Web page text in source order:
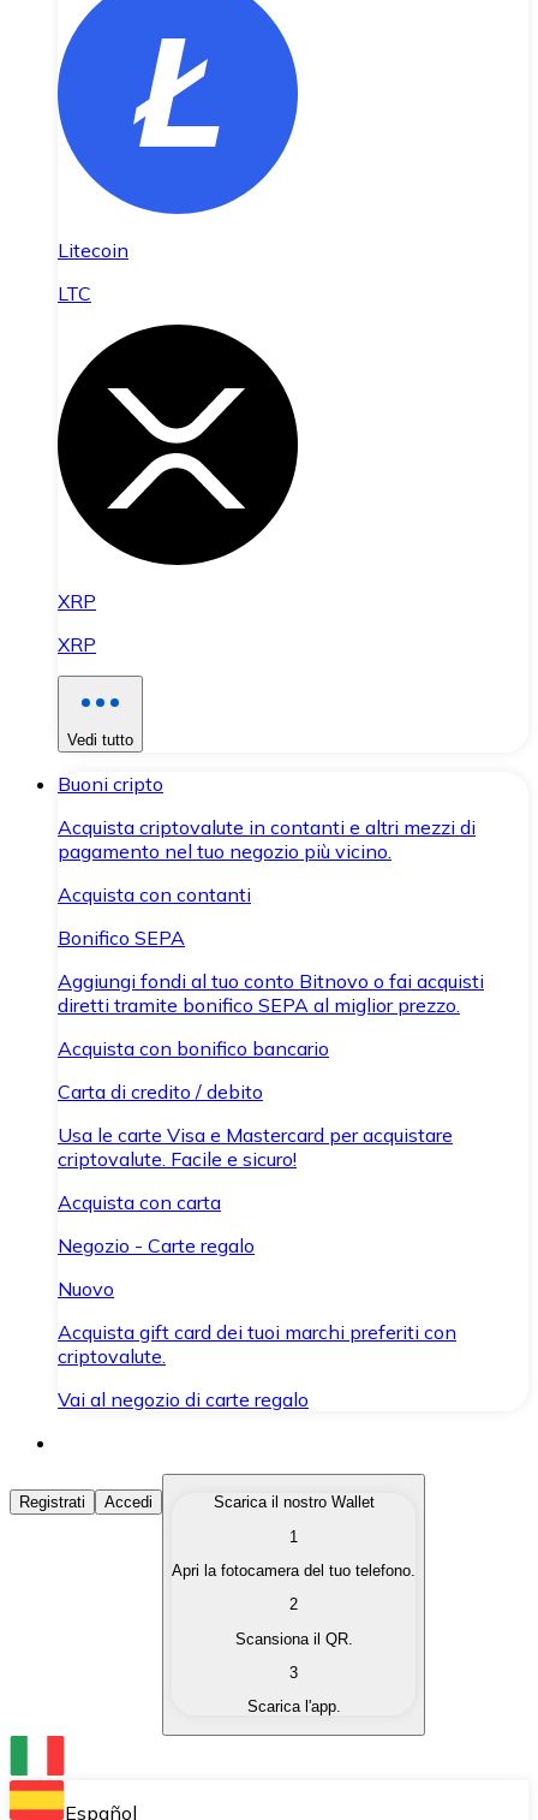
Litecoin
LTC
XRP
XRP
Vedi tutto
Buoni cripto
Acquista criptovalute in contanti e altri mezzi di
pagamento nel tuo negozio più vicino.
Acquista con contanti
Bonifico SEPA
Aggiungi fondi al tuo conto Bitnovo o fai acquisti
diretti tramite bonifico SEPA al miglior prezzo.
Acquista con bonifico bancario
Carta di credito / debito
Usa le carte Visa e Mastercard per acquistare
criptovalute. Facile e sicuro!
Acquista con carta
Negozio - Carte regalo
Nuovo
Acquista gift card dei tuoi marchi preferiti con
criptovalute.
Vai al negozio di carte regalo
Acquista Criptovalute
Acquista le criptovalute che ti interessano in modo
Converti le tue criptovalute in valuta fiat quando ne
Scambia una criptovaluta con un'altra
Conserva le tue cripto in un Wallet self-custodial.
Registrati Accedi
Scarica il nostro Wallet
1
Apri la fotocamera del tuo telefono.
2
Scansiona il QR.
3
Scarica l'app.
Español